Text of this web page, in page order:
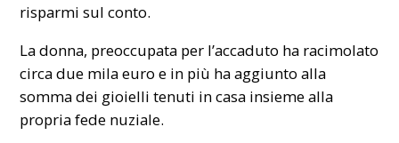
risparmi sul conto.
La donna, preoccupata per l’accaduto ha racimolato
circa due mila euro e in più ha aggiunto alla
somma dei gioielli tenuti in casa insieme alla
propria fede nuziale.